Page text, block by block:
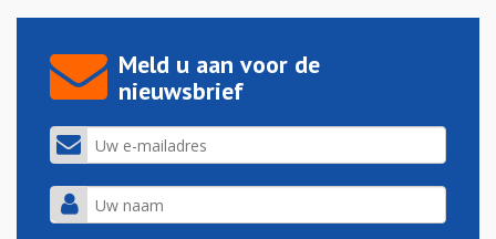
Meld u aan voor de
nieuwsbrief